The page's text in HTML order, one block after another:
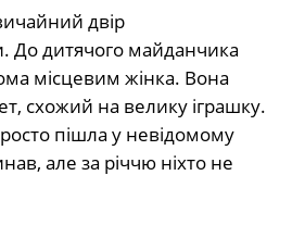
двір
До дитячого майданчика
місцевим жінка. Вона
схожий на велику іграшку.
пішла у невідомому
але за річчю ніхто не